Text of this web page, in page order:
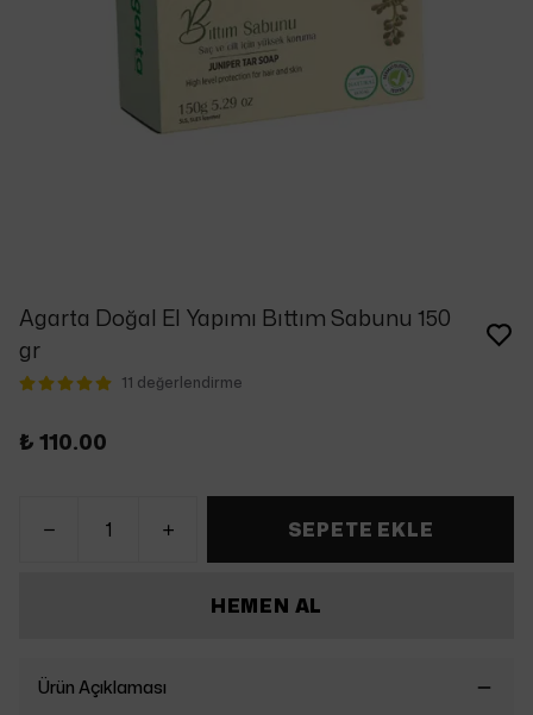
Agarta Doğal El Yapımı Bıttım Sabunu 150
gr
11 değerlendirme
₺ 110.00
SEPETE EKLE
HEMEN AL
Ürün Açıklaması